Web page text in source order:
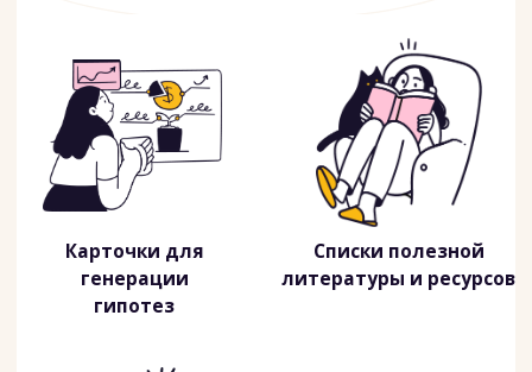
Научитесь разбивать крупные
задачи в труху для более точного
управления продуктом
воркшопе по декомпозиции.
КУРСОВ ВМЕСТЕ